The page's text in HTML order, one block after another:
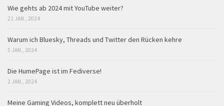
Wie gehts ab 2024 mit YouTube weiter?
21 JAN., 2024
Warum ich Bluesky, Threads und Twitter den Rücken kehre
5 JAN., 2024
Die HumePage ist im Fediverse!
2 JAN., 2024
Meine Gaming Videos, komplett neu überholt